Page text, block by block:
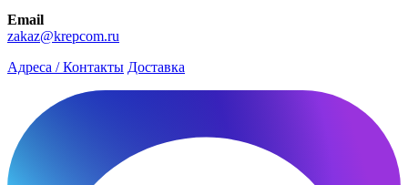
Email
zakaz@krepcom.ru
Адреса / Контакты Доставка